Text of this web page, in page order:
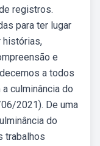
registros.
para ter lugar
histórias,
e
a todos
culminância do
2021). De uma
do
trabalhos